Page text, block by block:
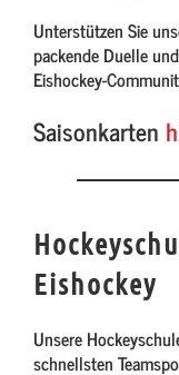
Unterstützen Sie
packende Duelle
Eishockey-
Saisonkarten
Eishockey
Unsere
schnellsten